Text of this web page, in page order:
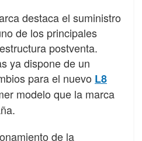
destaca el suministro
de los principales
postventa.
ya dispone de un
para el nuevo L8
modelo que la marca
de la